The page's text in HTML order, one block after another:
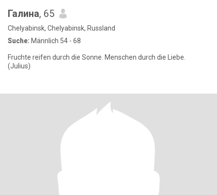
Галина, 65
Chelyabinsk, Chelyabinsk, Russland
Suche: Männlich 54 - 68
Fruchte reifen durch die Sonne. Menschen durch die Liebe.
(Julius)